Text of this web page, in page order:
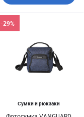
Сумки и рюкзаки
-29%